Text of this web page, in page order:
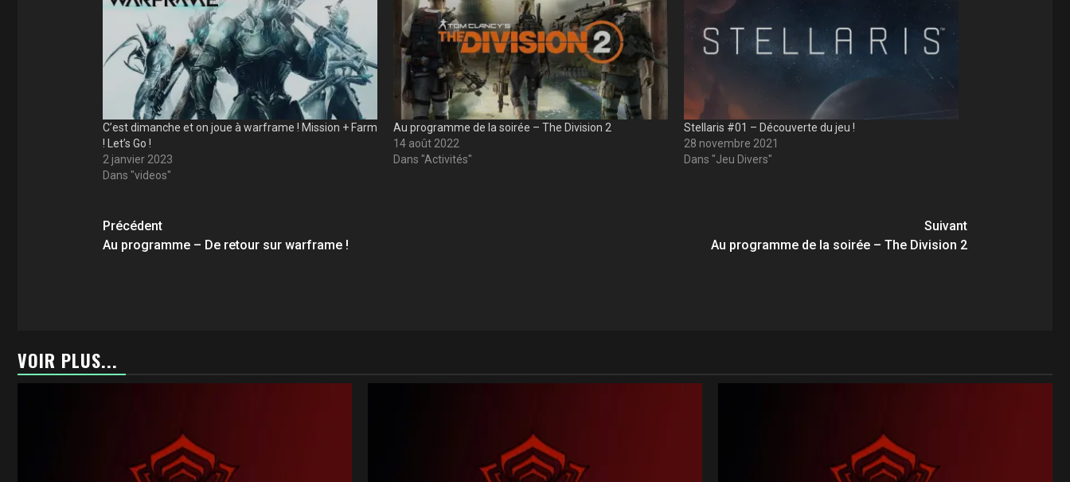
C’est dimanche et on joue à warframe ! Mission + Farm
! Let’s Go !
2 janvier 2023
Dans "videos"
Au programme de la soirée – The Division 2
14 août 2022
Dans "Activités"
Stellaris #01 – Découverte du jeu !
28 novembre 2021
Dans "Jeu Divers"
Navigation
d’article
Précédent
Au programme – De retour sur warframe !
Suivant
Au programme de la soirée – The Division 2
VOIR PLUS...